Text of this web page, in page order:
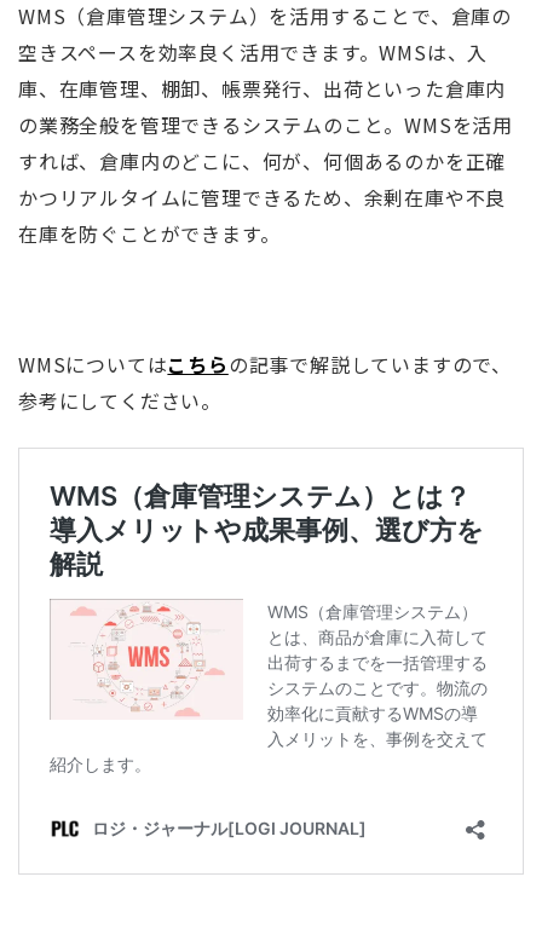
WMS（倉庫管理システム）を活用することで、倉庫の
空きスペースを効率良く活用できます。WMSは、入
庫、在庫管理、棚卸、帳票発行、出荷といった倉庫内
の業務全般を管理できるシステムのこと。WMSを活用
すれば、倉庫内のどこに、何が、何個あるのかを正確
かつリアルタイムに管理できるため、余剰在庫や不良
在庫を防ぐことができます。
WMSについてはこちらの記事で解説していますので、
参考にしてください。